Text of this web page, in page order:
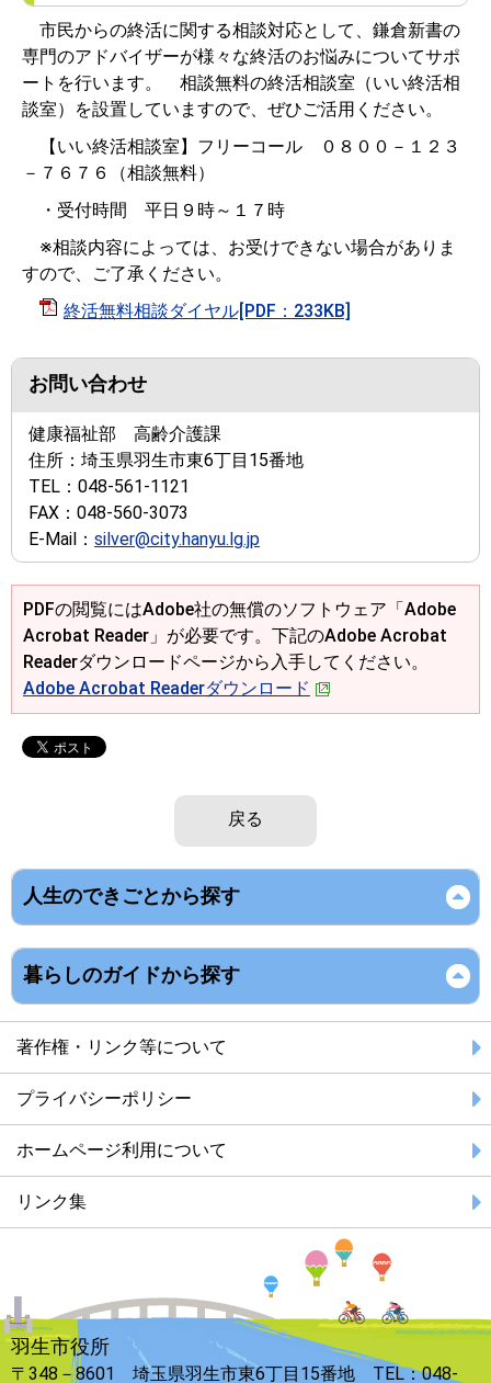
市民からの終活に関する相談対応として、鎌倉新書の
専門のアドバイザーが様々な終活のお悩みについてサポ
ートを行います。 相談無料の終活相談室（いい終活相
談室）を設置していますので、ぜひご活用ください。
【いい終活相談室】フリーコール ０８００－１２３
－７６７６（相談無料）
・受付時間 平日９時～１７時
※相談内容によっては、お受けできない場合がありま
すので、ご了承ください。
終活無料相談ダイヤル[PDF：233KB]
お問い合わせ
健康福祉部 高齢介護課
住所： 埼玉県羽生市東6丁目15番地
TEL： 048-561-1121
FAX： 048-560-3073
E-Mail： silver@city.hanyu.lg.jp
PDFの閲覧にはAdobe社の無償のソフトウェア「Adobe
Acrobat Reader」が必要です。下記のAdobe Acrobat
Readerダウンロードページから入手してください。
Adobe Acrobat Readerダウンロード
戻る
人生のできごとから探す
暮らしのガイドから探す
著作権・リンク等について
プライバシーポリシー
ホームページ利用について
リンク集
羽生市役所
〒348－8601 埼玉県羽生市東6丁目15番地 TEL：048-